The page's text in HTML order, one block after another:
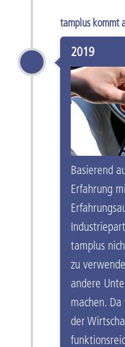
tamplus kommt
2019
Basierend
Erfahrung
tamplus
zu
andere
machen.
der